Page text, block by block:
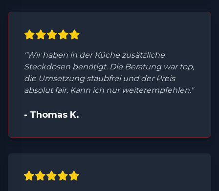
"Wir haben in der Küche zusätzliche
Steckdosen benötigt. Die Beratung war top,
die Umsetzung staubfrei und der Preis
absolut fair. Kann ich nur weiterempfehlen."
- Thomas K.